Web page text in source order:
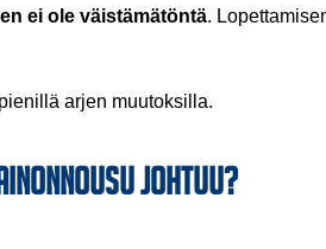
ei ole väistämätöntä.
arjen muutoksilla.
johtuu?